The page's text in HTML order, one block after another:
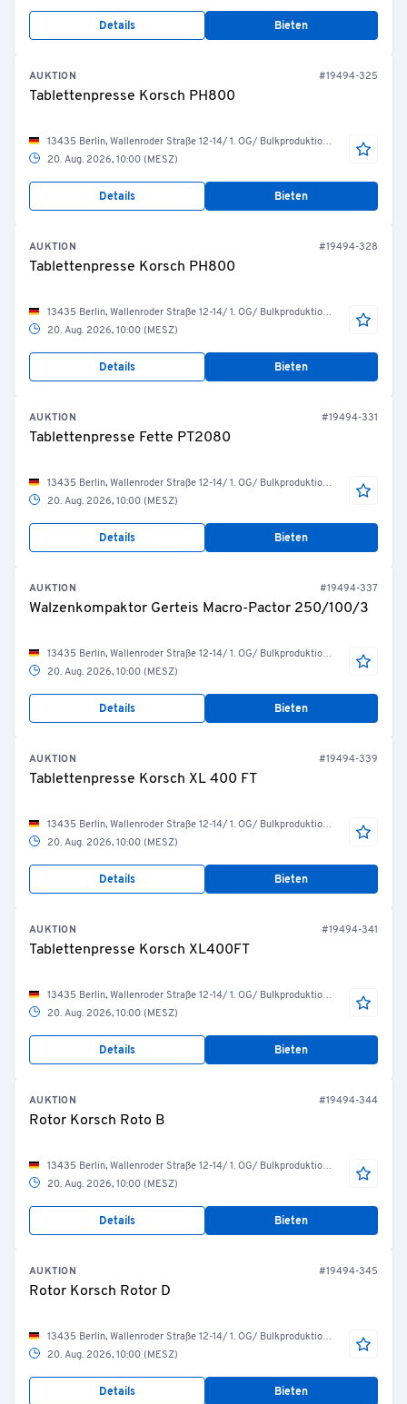
Details Bieten
AUKTION #19494-325
Tablettenpresse Korsch PH800
13435 Berlin, Wallenroder Straße 12-14/ 1. OG/ Bulkproduktion/ R.04.10.10 Tablettierung
20. Aug. 2026, 10:00 (MESZ)
Details Bieten
AUKTION #19494-328
Tablettenpresse Korsch PH800
13435 Berlin, Wallenroder Straße 12-14/ 1. OG/ Bulkproduktion/ R.04.10.11 Tablettierung
20. Aug. 2026, 10:00 (MESZ)
Details Bieten
AUKTION #19494-331
Tablettenpresse Fette PT2080
13435 Berlin, Wallenroder Straße 12-14/ 1. OG/ Bulkproduktion/ R.04.10.12 Tablettierung
20. Aug. 2026, 10:00 (MESZ)
Details Bieten
AUKTION #19494-337
Walzenkompaktor Gerteis Macro-Pactor 250/100/3
13435 Berlin, Wallenroder Straße 12-14/ 1. OG/ Bulkproduktion/ R.04.10.13 Tablettierung
20. Aug. 2026, 10:00 (MESZ)
Details Bieten
AUKTION #19494-339
Tablettenpresse Korsch XL 400 FT
13435 Berlin, Wallenroder Straße 12-14/ 1. OG/ Bulkproduktion/ R.04.10.14 Tablettierung
20. Aug. 2026, 10:00 (MESZ)
Details Bieten
AUKTION #19494-341
Tablettenpresse Korsch XL400FT
13435 Berlin, Wallenroder Straße 12-14/ 1. OG/ Bulkproduktion/ R.04.10.15 Tablettierung
20. Aug. 2026, 10:00 (MESZ)
Details Bieten
AUKTION #19494-344
Rotor Korsch Roto B
13435 Berlin, Wallenroder Straße 12-14/ 1. OG/ Bulkproduktion/ R.04.10.15 Tablettierung
20. Aug. 2026, 10:00 (MESZ)
Details Bieten
AUKTION #19494-345
Rotor Korsch Rotor D
13435 Berlin, Wallenroder Straße 12-14/ 1. OG/ Bulkproduktion/ R.04.10.15 Tablettierung
20. Aug. 2026, 10:00 (MESZ)
Details Bieten